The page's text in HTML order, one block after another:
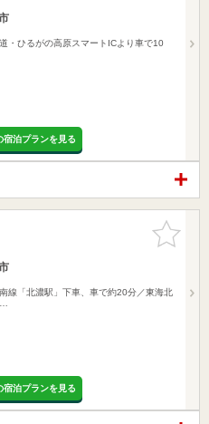
・ひるがの高原スマートICより車で10
宿泊プランを見る
お気に入
りに追加
線「北濃駅」下車、車で約20分／東海北
宿泊プランを見る